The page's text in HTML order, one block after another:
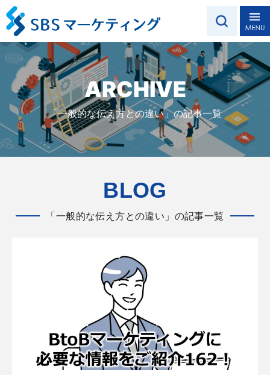
ARCHIVE
「一般的な伝え方との違い」の記事一覧
BLOG
「一般的な伝え方との違い」の記事一覧